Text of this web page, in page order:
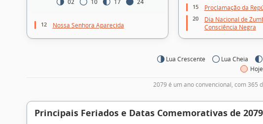
02 10 17 24
12 Nossa Senhora Aparecida
15 Proclamação da
20
Dia Nacional de
Consciência Negra
Lua Crescente Lua Cheia
Hoje
2079 é um ano convencional, com 365
Principais Feriados e Datas Comemorativas de 2079